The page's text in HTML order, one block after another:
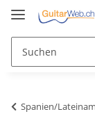
Spanien/